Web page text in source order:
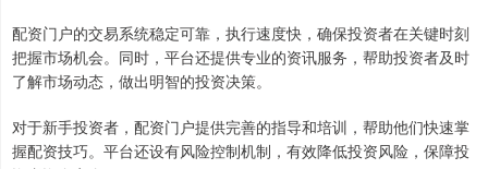
配资门户的交易系统稳定可靠，执行速度快，确保投资者在关键时刻
把握市场机会。同时，平台还提供专业的资讯服务，帮助投资者及时
了解市场动态，做出明智的投资决策。
对于新手投资者，配资门户提供完善的指导和培训，帮助他们快速掌
握配资技巧。平台还设有风险控制机制，有效降低投资风险，保障投